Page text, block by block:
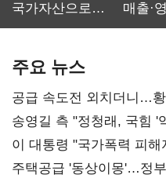
국가자산으로…'
매출·
주요 뉴스
공급 속도전 외치더니…
리모델링' 제안
송영길 측 "정청래, 국힘
총선 지휘 못해"
이 대통령 "국가폭력 피
진실 밝혀야"
주택공급 '동상이몽'…정